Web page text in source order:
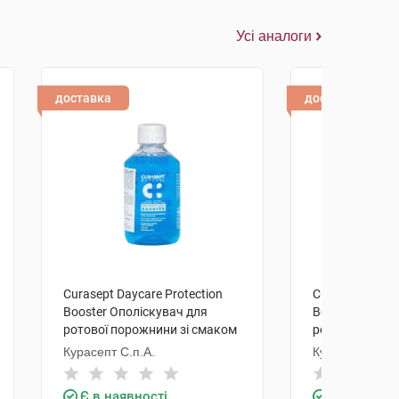
Усі аналоги
доставка
Curasept Daycare Protection
Booster Ополіскувач для
ротової порожнини зі смаком
морозної м'яти 250 мл 1
флакон
Курасепт С.п.А.
доставка
Curasept
Booster
ротової
морозної
флакон
Курасепт